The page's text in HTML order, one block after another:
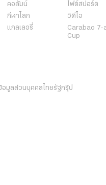
คอลัมน์
ไฟต์สปอร์ต
กีฬาโลก
วิดีโอ
แกลเลอรี่
Carabao 7-
Cup
อมูลส่วนบุคคลไทยรัฐกรุ๊ป